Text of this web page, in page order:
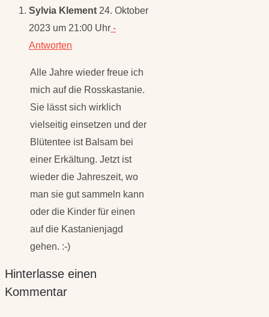
Sylvia Klement 24. Oktober
2023 um 21:00 Uhr
Antworten
Alle Jahre wieder freue ich
mich auf die Rosskastanie.
Sie lässt sich wirklich
vielseitig einsetzen und der
Blütentee ist Balsam bei
einer Erkältung. Jetzt ist
wieder die Jahreszeit, wo
man sie gut sammeln kann
oder die Kinder für einen
auf die Kastanienjagd
gehen. :-)
Hinterlasse einen
Kommentar